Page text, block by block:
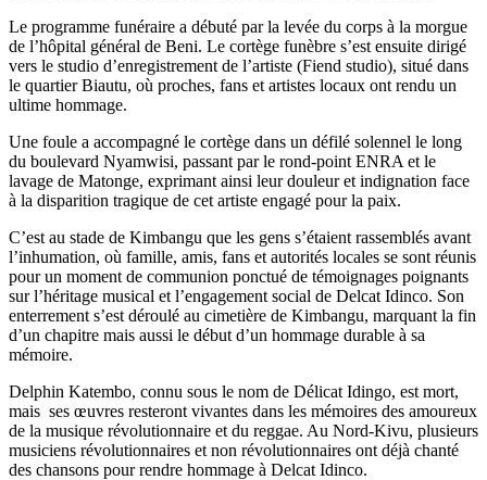
Le programme funéraire a débuté par la levée du corps à la morgue
de l’hôpital général de Beni. Le cortège funèbre s’est ensuite dirigé
vers le studio d’enregistrement de l’artiste (Fiend studio), situé dans
le quartier Biautu, où proches, fans et artistes locaux ont rendu un
ultime hommage.
Une foule a accompagné le cortège dans un défilé solennel le long
du boulevard Nyamwisi, passant par le rond-point ENRA et le
lavage de Matonge, exprimant ainsi leur douleur et indignation face
à la disparition tragique de cet artiste engagé pour la paix.
C’est au stade de Kimbangu que les gens s’étaient rassemblés avant
l’inhumation, où famille, amis, fans et autorités locales se sont réunis
pour un moment de communion ponctué de témoignages poignants
sur l’héritage musical et l’engagement social de Delcat Idinco. Son
enterrement s’est déroulé au cimetière de Kimbangu, marquant la fin
d’un chapitre mais aussi le début d’un hommage durable à sa
mémoire.
Delphin Katembo, connu sous le nom de Délicat Idingo, est mort,
mais ses œuvres resteront vivantes dans les mémoires des amoureux
de la musique révolutionnaire et du reggae. Au Nord-Kivu, plusieurs
musiciens révolutionnaires et non révolutionnaires ont déjà chanté
des chansons pour rendre hommage à Delcat Idinco.